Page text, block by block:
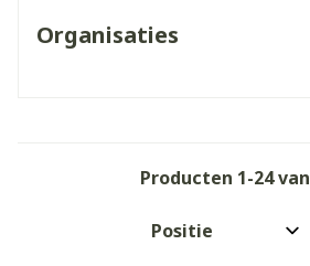
Organisaties
Producten 1-24van
Sorteer op: